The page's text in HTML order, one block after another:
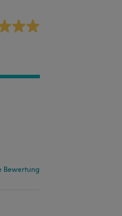
Bewertung